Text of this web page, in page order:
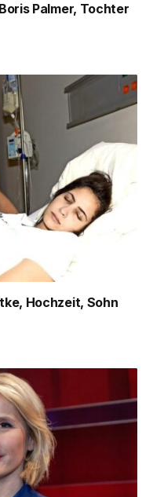
Palmer, Tochter
Hochzeit, Sohn